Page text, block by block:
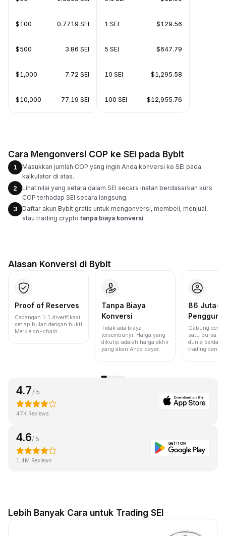
$100 0.7719 SEI
$500 3.86 SEI
$1,000 7.72 SEI
$10,000 77.19 SEI
1 SEI $129.56
5 SEI $647.79
10 SEI $1,295.58
100 SEI $12,955.76
Cara Mengonversi COP ke SEI pada Bybit
1
Masukkan jumlah COP yang ingin Anda konversi ke SEI pada
kalkulator di atas.
2
Lihat nilai yang setara dalam SEI secara instan berdasarkan kurs
COP terhadap SEI secara langsung.
3
Daftar akun Bybit gratis untuk mengonversi, membeli, menjual,
atau trading crypto tanpa biaya konversi.
Alasan Konversi di Bybit
Proof of Reserves
Cadangan 1:1 diverifikasi
setiap bulan dengan bukti
Merkle on-chain.
Tanpa Biaya
Konversi
Tidak ada biaya
tersembunyi. Harga yang
dikutip adalah harga akhir
yang akan Anda bayar.
86 Juta+
Pengguna
Gabung
satu bursa
dunia
trading dan
4.7/ 5
47K Reviews
4.6/ 5
1.4M Reviews
Lebih Banyak Cara untuk Trading SEI